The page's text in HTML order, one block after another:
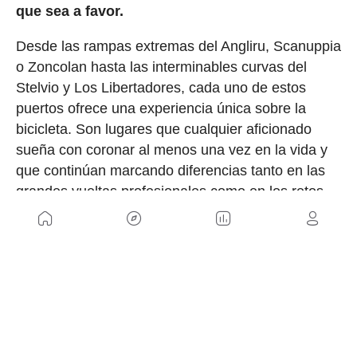
que sea a favor.
Desde las rampas extremas del Angliru, Scanuppia
o Zoncolan hasta las interminables curvas del
Stelvio y Los Libertadores, cada uno de estos
puertos ofrece una experiencia única sobre la
bicicleta. Son lugares que cualquier aficionado
sueña con coronar al menos una vez en la vida y
que continúan marcando diferencias tanto en las
grandes vueltas profesionales como en los retos
personales de miles de ciclistas cada temporada.